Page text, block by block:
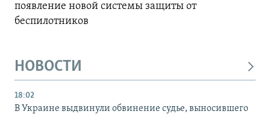
появление новой системы защиты от
беспилотников
НОВОСТИ
18:02
В Украине выдвинули обвинение судье, выносившего